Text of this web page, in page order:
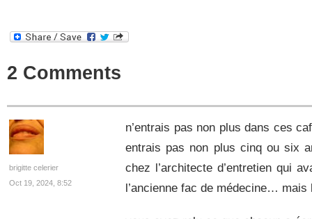
2 Comments
brigitte celerier
Oct 19, 2024, 8:52
n’entrais pas non plus dans ces
entrais pas non plus cinq ou six
chez l’architecte d’entretien qui
l’ancienne fac de médecine… mais